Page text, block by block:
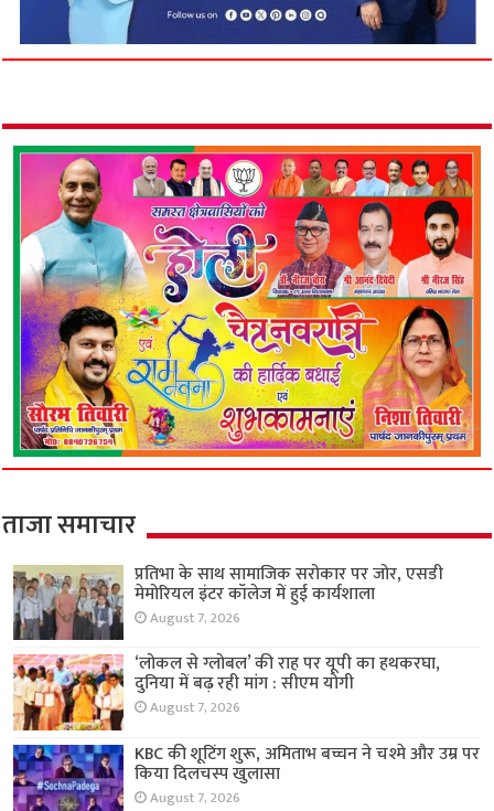
ताजा समाचार
प्रतिभा के साथ सामाजिक सरोकार पर जोर, एसडी
मेमोरियल इंटर कॉलेज में हुई कार्यशाला
August 7, 2026
‘लोकल से ग्लोबल’ की राह पर यूपी का हथकरघा,
दुनिया में बढ़ रही मांग : सीएम योगी
August 7, 2026
KBC की शूटिंग शुरू, अमिताभ बच्चन ने चश्मे और उम्र पर
किया दिलचस्प खुलासा
August 7, 2026